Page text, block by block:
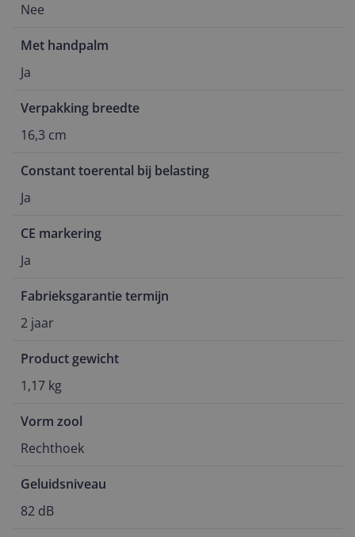
Nee
Met handpalm
Ja
Verpakking breedte
16,3 cm
Constant toerental bij belasting
Ja
CE markering
Ja
Fabrieksgarantie termijn
2 jaar
Product gewicht
1,17 kg
Vorm zool
Rechthoek
Geluidsniveau
82 dB